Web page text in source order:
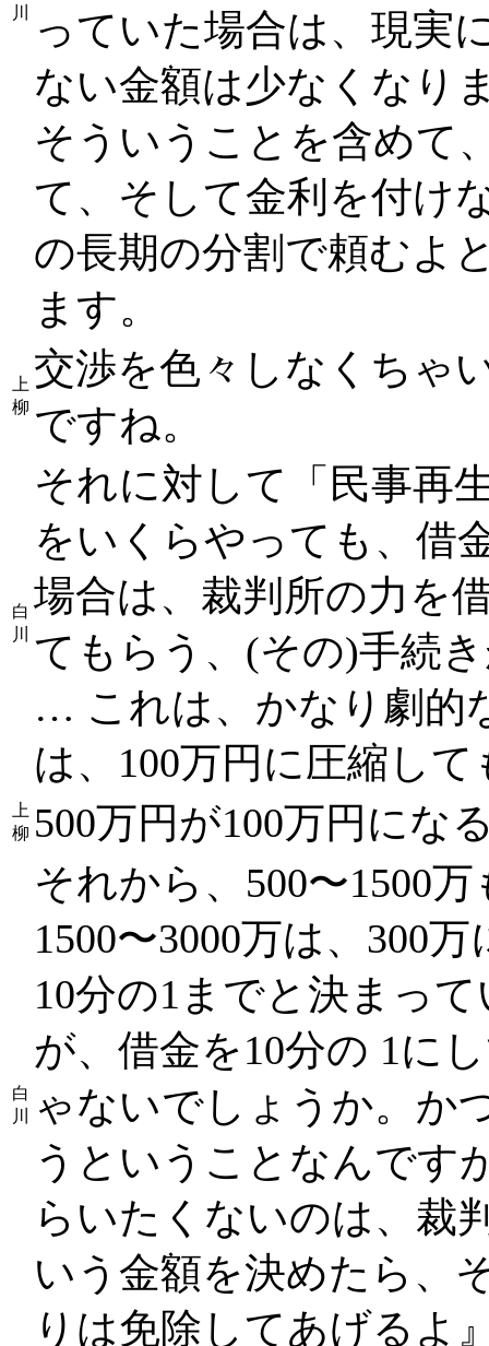
川
っていた場合は、現実
ない金額は少なくなり
そういうことを含めて
て、そして金利を付け
の長期の分割で頼むよ
ます。
上
柳
交渉を色々しなくちゃ
ですね。
白
川
それに対して「民事再
をいくらやっても、借
場合は、裁判所の力を
てもらう、(その)手続
… これは、かなり劇的
は、100万円に圧縮し
上
柳 500万円が100万円にな
白
川
それから、500〜1500
1500〜3000万は、300
10分の1までと決まっ
が、借金を10分の 1に
ゃないでしょうか。か
うということなんです
らいたくないのは、裁
いう金額を決めたら、
りは免除してあげるよ